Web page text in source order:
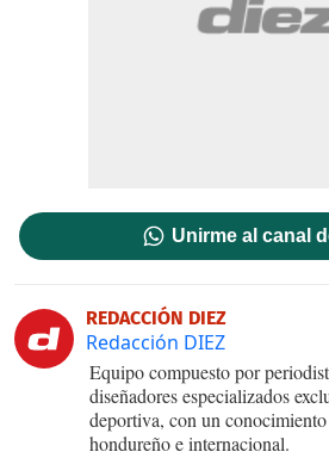
Unirme al canal
REDACCIÓN DIEZ
Redacción DIEZ
Equipo compuesto por
diseñadores especializados
deportiva, con un
hondureño e internacional.